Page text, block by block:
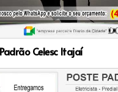
Celesc Itajaí